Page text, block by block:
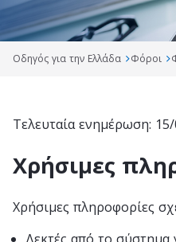
Οδηγός για την Ελλάδα Φόροι
Τελευταία ενημέρωση:
Χρήσιμες
Χρήσιμες πληροφορίες
Δεκτές από το σύστημα